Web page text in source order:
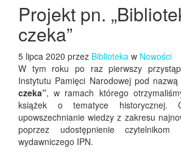
Projekt pn.
czeka”
5 lipca 2020 przez Biblioteka w Nowości
W tym roku po raz pierwszy
Instytutu Pamięci Narodowej pod nazwą
czeka”, w ramach którego
książek o tematyce historycznej.
upowszechnianie wiedzy z zakresu
poprzez udostępnienie czytelnikom
wydawniczego IPN.